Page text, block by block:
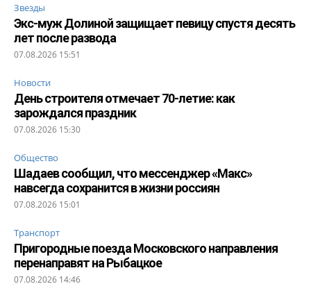
Звезды
Экс-муж Долиной защищает певицу спустя десять
лет после развода
07.08.2026 15:51
Новости
День строителя отмечает 70-летие: как
зарождался праздник
07.08.2026 15:30
Общество
Шадаев сообщил, что мессенджер «Макс»
навсегда сохранится в жизни россиян
07.08.2026 15:01
Транспорт
Пригородные поезда Московского направления
перенаправят на Рыбацкое
07.08.2026 14:46